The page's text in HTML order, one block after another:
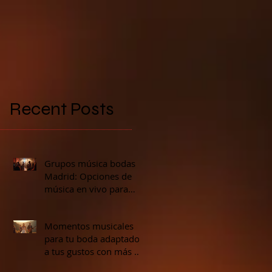
Recent Posts
Grupos música bodas
Madrid: Opciones de
música en vivo para
Momentos musicales
para tu boda adaptados
a tus gustos con más de